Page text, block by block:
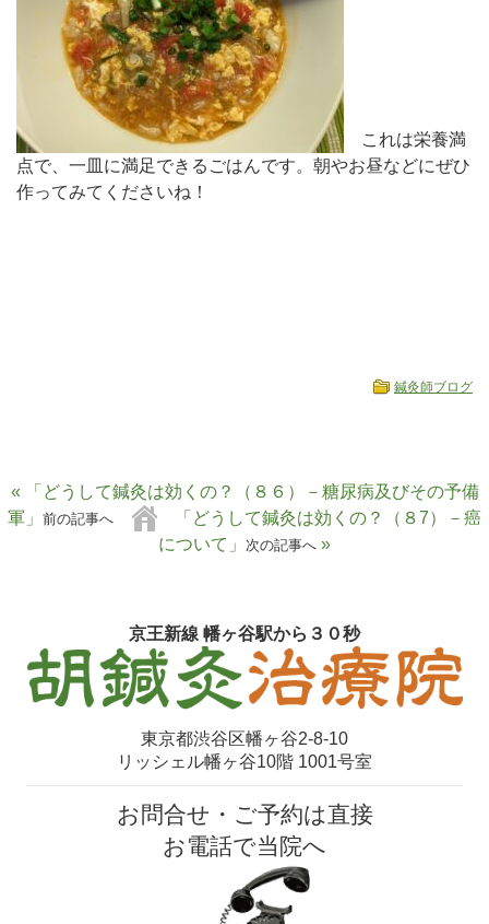
これは栄養満
点で、一皿に満足できるごはんです。朝やお昼などにぜひ
作ってみてくださいね！
鍼灸師ブログ
« 「どうして鍼灸は効くの？（８６）－糖尿病及びその予備
軍」 前の記事へ
「どうして鍼灸は効くの？（８7）－癌
について」
次の記事へ »
京王新線 幡ヶ谷駅から３０秒
東京都渋谷区幡ヶ谷2-8-10
リッシェル幡ヶ谷10階 1001号室
お問合せ・ご予約は直接
お電話で当院へ